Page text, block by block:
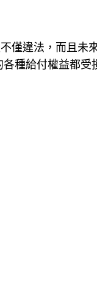
僅違法，而且未
種給付權益都受